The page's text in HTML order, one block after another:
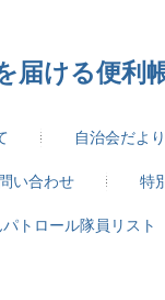
ける便利帳
自治会だより
い合わせ 特
トロール隊員リスト